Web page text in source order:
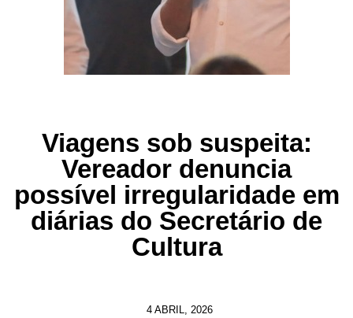
Viagens sob suspeita:
Vereador denuncia
possível irregularidade em
diárias do Secretário de
Cultura
4 ABRIL, 2026